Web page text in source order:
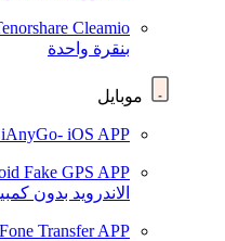
Cleamio
بنقرة واحدة
موبايل
iAnyGo- iOS APP
Fake GPS APP
الاندرويد بدون
Transfer APP